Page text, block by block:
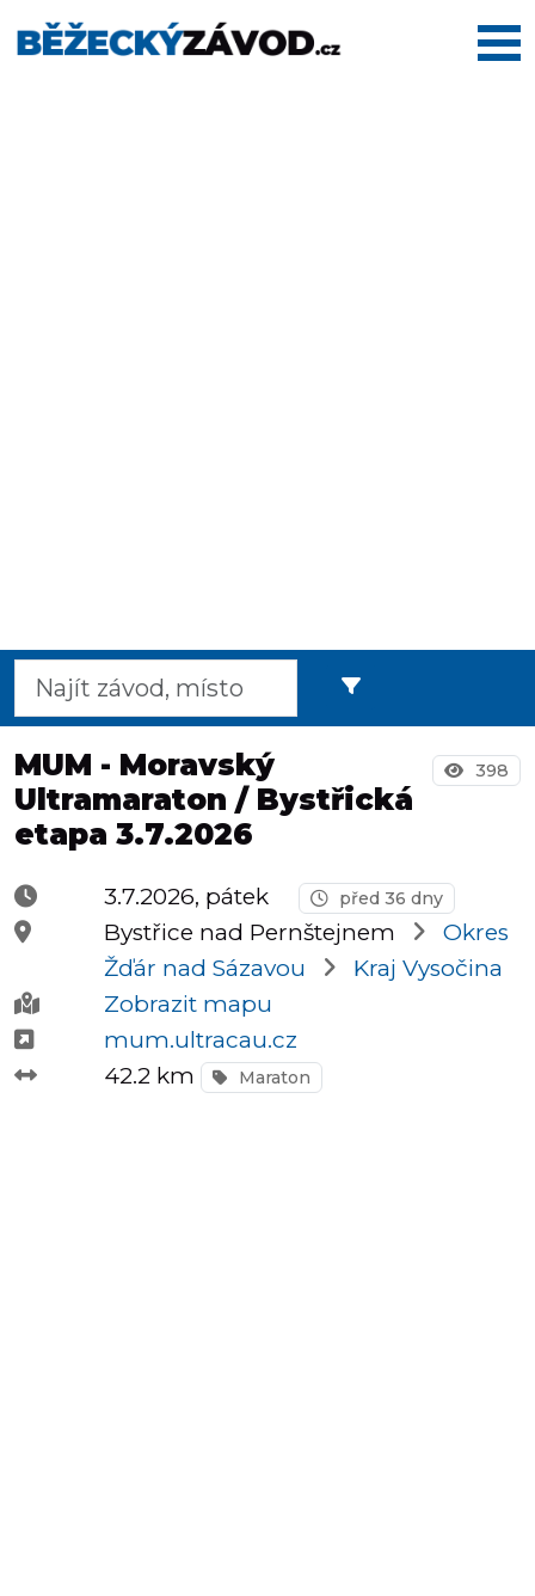
OCR
Praha
Virtuální
závody
Dětské
závody
MUM - Moravský
Ultramaraton / Bystřická
etapa 3.7.2026
398
3.7.2026, pátek před 36 dny
Bystřice nad Pernštejnem
Okres
Žďár nad Sázavou
Kraj Vysočina
Zobrazit mapu
mum.ultracau.cz
42.2 km
Maraton